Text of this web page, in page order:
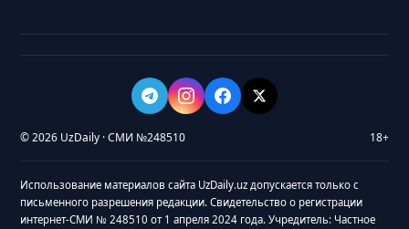
© 2026 UzDaily · СМИ №248510 18+
Использование материалов сайта UzDaily.uz допускается только с
письменного разрешения редакции. Свидетельство о регистрации
интернет-СМИ № 248510 от 1 апреля 2024 года. Учредитель: Частное